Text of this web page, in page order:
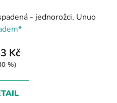
- jednorožci, Unuo
Kč
%)